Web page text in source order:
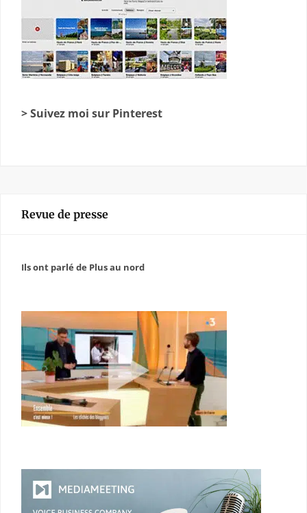
> Suivez moi sur Pinterest
Revue de presse
Ils ont parlé de Plus au nord